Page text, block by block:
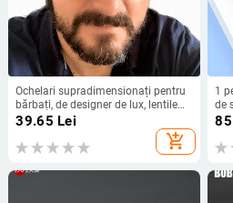
Ochelari supradimensionați pentru
bărbați, de designer de lux, lentile
optice transparente pătrate pentru
femei, rame de ochelari, ochelari
anti-lumină albastră
39.65 Lei
add_shopping_cart
1
de
de